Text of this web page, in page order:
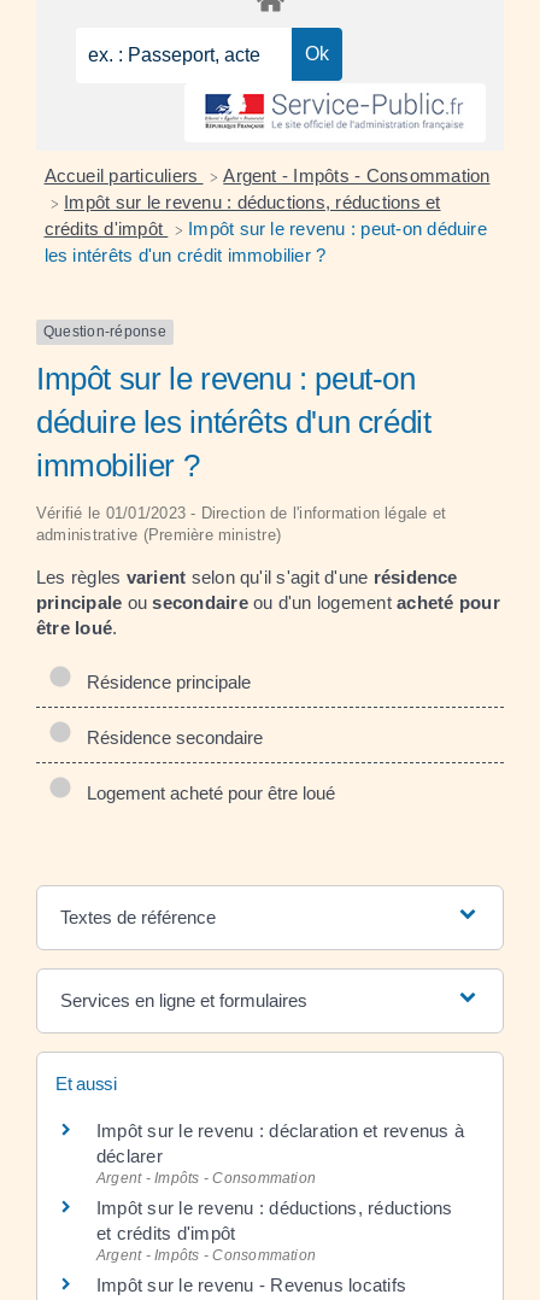
Accueil particuliers > Argent - Impôts - Consommation
> Impôt sur le revenu : déductions, réductions et
crédits d'impôt
> Impôt sur le revenu : peut-on déduire
les intérêts d'un crédit immobilier ?
Question-réponse
Impôt sur le revenu : peut-on
déduire les intérêts d'un crédit
immobilier ?
Vérifié le 01/01/2023 - Direction de l'information légale et
administrative (Première ministre)
Les règles varient selon qu'il s'agit d'une résidence
principale ousecondaireou d'un logementacheté pour
être loué.
Résidence principale
Résidence secondaire
Logement acheté pour être loué
Textes de référence
Services en ligne et formulaires
Et aussi
Impôt sur le revenu : déclaration et revenus à
déclarer
Argent - Impôts - Consommation
Impôt sur le revenu : déductions, réductions
et crédits d'impôt
Argent - Impôts - Consommation
Impôt sur le revenu - Revenus locatifs